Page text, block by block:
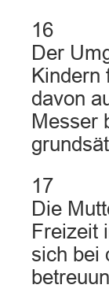
16
Der
Kindern
davon
Messer
17
Die
Freizeit
sich bei